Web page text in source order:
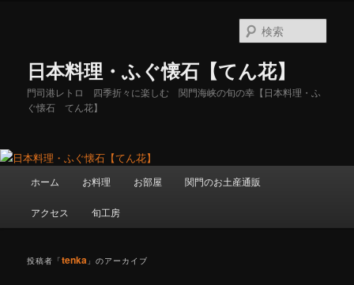
移
動
日本料理・ふぐ懐石【てん花】
門司港レトロ 四季折々に楽しむ 関門海峡の旬の幸【日本料理・ふ
ぐ懐石 てん花】
索
ホーム お料理 お部屋 関門のお土産通販
アクセス 旬工房
投稿者「tenka 」のアーカイブ